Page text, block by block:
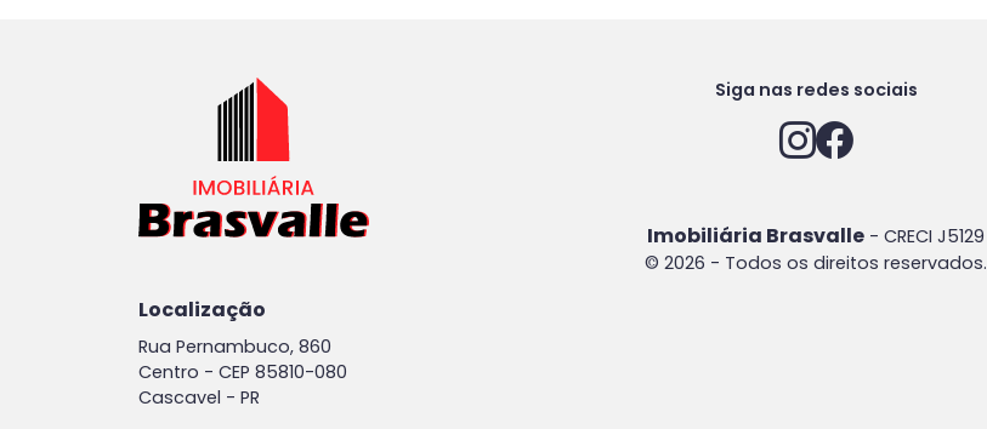
Localização
Rua Pernambuco, 860
Centro - CEP 85810-080
Cascavel - PR
Siga nas redes sociais
Imobiliária Brasvalle - CRECI J5129
© 2026 - Todos os direitos reservados.